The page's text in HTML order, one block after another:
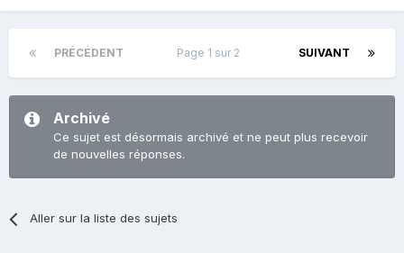
PRÉCÉDENT SUIVANT
Page 1 sur 2
Archivé
Ce sujet est désormais archivé et ne peut plus recevoir
de nouvelles réponses.
Aller sur la liste des sujets